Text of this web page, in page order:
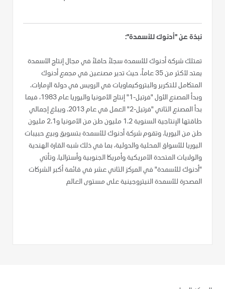
نبذة عن "أدنوك للأسمدة":
تمتلك شركة أدنوك للأسمدة سجلاً حافلاً في مجال إنتاج الأسمدة
يمتد لأكثر من 35 عاماً، حيث تدير مصنعين في مجمع أدنوك
المتكامل للتكرير والبتروكيماويات في الرويس في دولة الإمارات.
وبدأ المصنع الأول "فرتيل-1" إنتاج الأمونيا واليوريا عام 1983، فيما
بدأ المصنع الثاني "فرتيل-2" العمل في عام 2013. ويبلغ إجمالي
طاقتها الإنتاجية السنوية 1.2 مليون طن من الأمونيا و2.1 مليون
طن من اليوريا. وتقوم شركة أدنوك للأسمدة بتسويق وبيع حبيبات
اليوريا للأسواق المحلية والدولية، بما في ذلك شبه القارة الهندية
والولايات المتحدة الأمريكية وأمريكا الجنوبية وأستراليا. وتأتي
"أدنوك للأسمدة" في المركز الثاني عشر في قائمة أكبر الشركات
المصدرة للأسمدة النيتروجينية على مستوى العالم